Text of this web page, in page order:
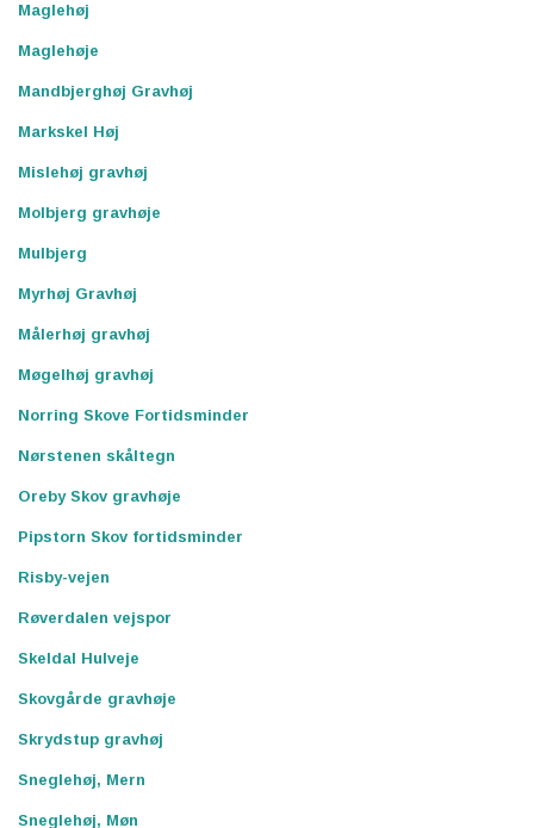
Maglehøj
Maglehøje
Mandbjerghøj Gravhøj
Markskel Høj
Mislehøj gravhøj
Molbjerg gravhøje
Mulbjerg
Myrhøj Gravhøj
Målerhøj gravhøj
Møgelhøj gravhøj
Norring Skove Fortidsminder
Nørstenen skåltegn
Oreby Skov gravhøje
Pipstorn Skov fortidsminder
Risby-vejen
Røverdalen vejspor
Skeldal Hulveje
Skovgårde gravhøje
Skrydstup gravhøj
Sneglehøj, Mern
Sneglehøj, Møn